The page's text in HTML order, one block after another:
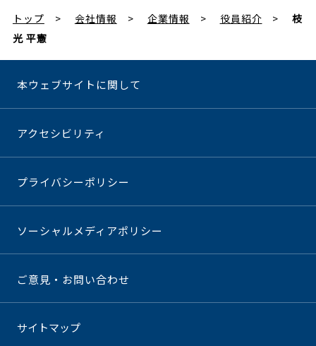
トップ 会社情報 企業情報 役員紹介
枝
光 平憲
本ウェブサイトに関して
アクセシビリティ
プライバシーポリシー
ソーシャルメディアポリシー
ご意見・お問い合わせ
サイトマップ